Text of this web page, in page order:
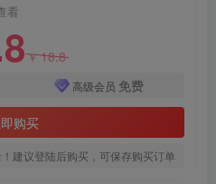
看
￥18.8
高级会员 免费
购买
建议登陆后购买，可保存购买订单